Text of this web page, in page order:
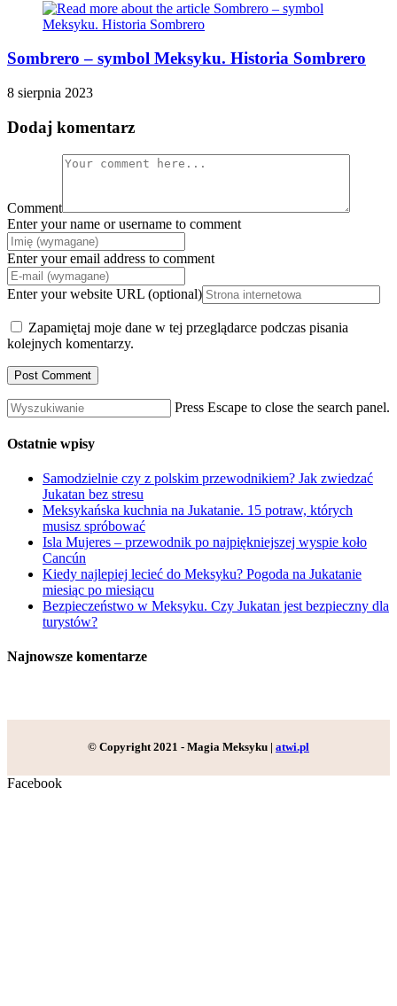
Sombrero – symbol Meksyku. Historia Sombrero
8 sierpnia 2023
Dodaj komentarz
Comment
Enter your name or username to comment
Enter your email address to comment
Enter your website URL (optional)
Zapamiętaj moje dane w tej przeglądarce podczas pisania
kolejnych komentarzy.
Press Escape to close the search panel.
Ostatnie wpisy
Samodzielnie czy z polskim przewodnikiem? Jak zwiedzać
Jukatan bez stresu
Meksykańska kuchnia na Jukatanie. 15 potraw, których
musisz spróbować
Isla Mujeres – przewodnik po najpiękniejszej wyspie koło
Cancún
Kiedy najlepiej lecieć do Meksyku? Pogoda na Jukatanie
miesiąc po miesiącu
Bezpieczeństwo w Meksyku. Czy Jukatan jest bezpieczny dla
turystów?
Najnowsze komentarze
© Copyright 2021 - Magia Meksyku | atwi.pl
Facebook